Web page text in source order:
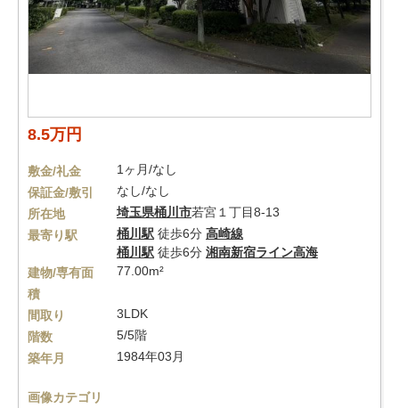
8.5万円
敷金/礼金
1ヶ月/なし
保証金/敷引
なし/なし
所在地
埼玉県桶川市若宮１丁目8-13
最寄り駅
桶川駅 徒歩6分 高崎線
桶川駅 徒歩6分 湘南新宿ライン高海
建物/専有面
積
77.00m²
間取り
3LDK
階数
5/5階
築年月
1984年03月
画像カテゴリ